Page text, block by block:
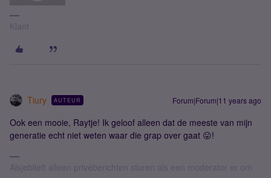
Klant
Tiury AUTEUR Forum|Forum|11 years ago
Ook een mooie, Raytje! Ik geloof alleen dat de meeste van mijn
generatie echt niet weten waar die grap over gaat 😛!
Alsjeblieft alleen privéberichten sturen als een moderator er om